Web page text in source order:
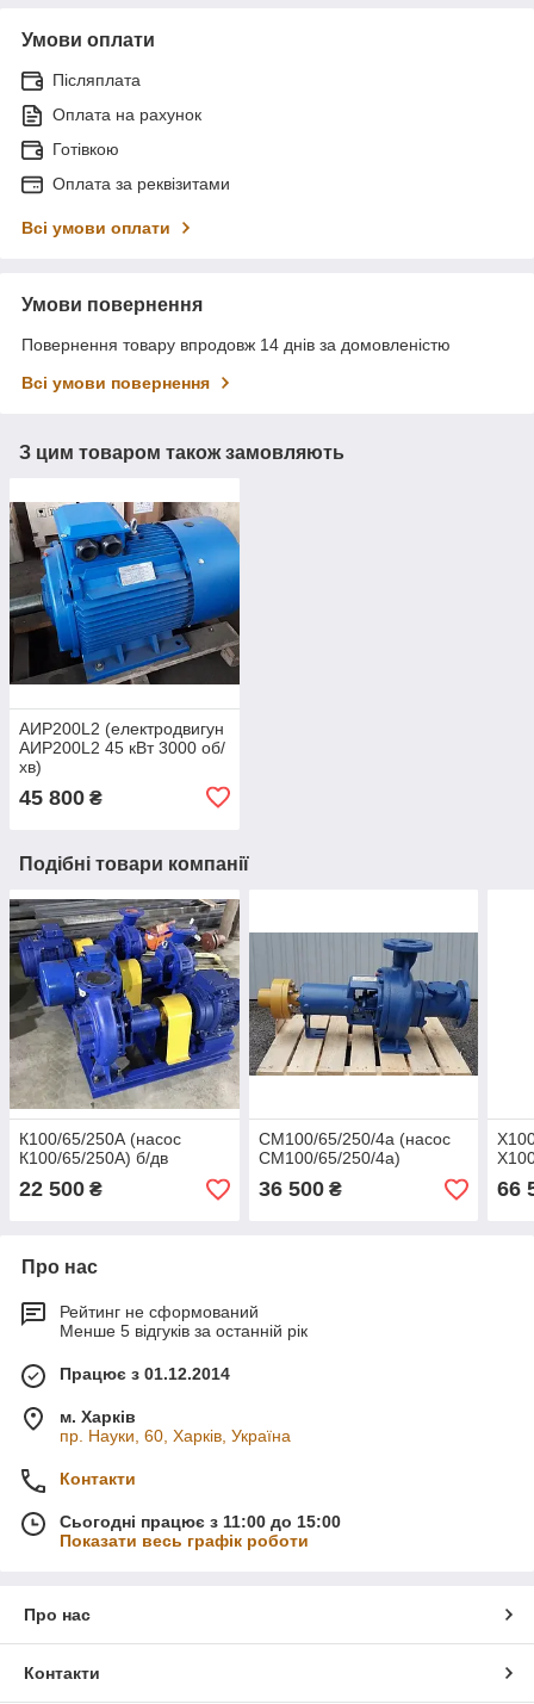
Умови оплати
Післяплата
Оплата на рахунок
Готівкою
Оплата за реквізитами
Всі умови оплати
Умови повернення
Повернення товару впродовж 14 днів за домовленістю
Всі умови повернення
З цим товаром також замовляють
АИР200L2 (електродвигун
АИР200L2 45 кВт 3000 об/
хв)
45 800 ₴
Подібні товари компанії
К100/65/250А (насос
К100/65/250А) б/дв
22 500 ₴
СМ100/65/250/4а (насос
СМ100/65/250/4а)
36 500₴ 66
Про нас
Рейтинг не сформований
Менше 5 відгуків за останній рік
Працює з 01.12.2014
м. Харків
пр. Науки, 60, Харків, Україна
Контакти
Сьогодні працює з 11:00 до 15:00
Показати весь графік роботи
Про нас
Контакти